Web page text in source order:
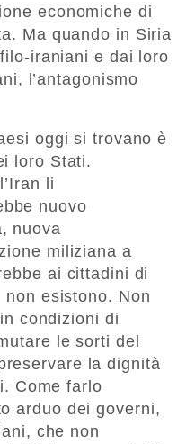
economiche di
Ma quando in Siria
iraniani e dai loro
l’antagonismo
oggi si trovano è
loro Stati.
li
nuovo
nuova
miliziana a
ai cittadini di
esistono. Non
condizioni di
le sorti del
la dignità
Come farlo
arduo dei governi,
che non